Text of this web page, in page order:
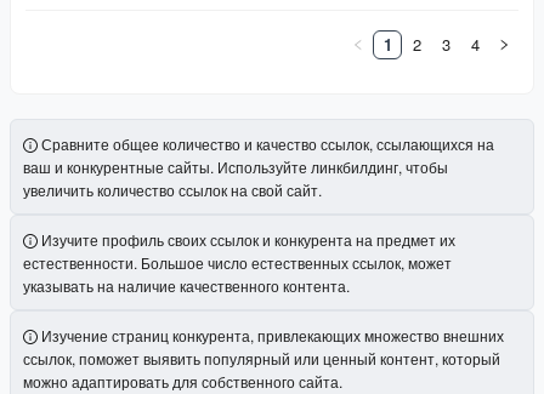
1 2 3 4
Сравните общее количество и качество ссылок, ссылающихся на
ваш и конкурентные сайты. Используйте линкбилдинг, чтобы
увеличить количество ссылок на свой сайт.
Изучите профиль своих ссылок и конкурента на предмет их
естественности. Большое число естественных ссылок, может
указывать на наличие качественного контента.
Изучение страниц конкурента, привлекающих множество внешних
ссылок, поможет выявить популярный или ценный контент, который
можно адаптировать для собственного сайта.